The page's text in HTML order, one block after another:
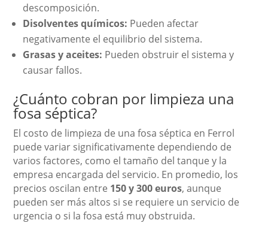
descomposición.
Disolventes químicos: Pueden afectar
negativamente el equilibrio del sistema.
Grasas y aceites: Pueden obstruir el sistema y
causar fallos.
¿Cuánto cobran por limpieza una
fosa séptica?
El costo de limpieza de una fosa séptica en Ferrol
puede variar significativamente dependiendo de
varios factores, como el tamaño del tanque y la
empresa encargada del servicio. En promedio, los
precios oscilan entre 150 y 300 euros, aunque
pueden ser más altos si se requiere un servicio de
urgencia o si la fosa está muy obstruida.